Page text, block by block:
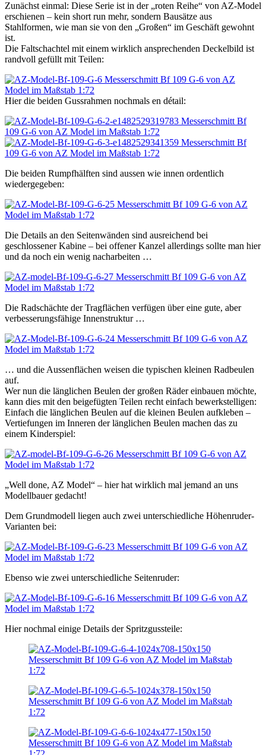
Zunächst einmal: Diese Serie ist in der „roten Reihe“ von AZ-Model
erschienen – kein short run mehr, sondern Bausätze aus
Stahlformen, wie man sie von den „Großen“ im Geschäft gewohnt
ist.
Die Faltschachtel mit einem wirklich ansprechenden Deckelbild ist
randvoll gefüllt mit Teilen:
Hier die beiden Gussrahmen nochmals en détail:
Die beiden Rumpfhälften sind aussen wie innen ordentlich
wiedergegeben:
Die Details an den Seitenwänden sind ausreichend bei
geschlossener Kabine – bei offener Kanzel allerdings sollte man hier
und da noch ein wenig nacharbeiten …
Die Radschächte der Tragflächen verfügen über eine gute, aber
verbesserungsfähige Innenstruktur …
… und die Aussenflächen weisen die typischen kleinen Radbeulen
auf.
Wer nun die länglichen Beulen der großen Räder einbauen möchte,
kann dies mit den beigefügten Teilen recht einfach bewerkstelligen:
Einfach die länglichen Beulen auf die kleinen Beulen aufkleben –
Vertiefungen im Inneren der länglichen Beulen machen das zu
einem Kinderspiel:
„Well done, AZ Model“ – hier hat wirklich mal jemand an uns
Modellbauer gedacht!
Dem Grundmodell liegen auch zwei unterschiedliche Höhenruder-
Varianten bei:
Ebenso wie zwei unterschiedliche Seitenruder:
Hier nochmal einige Details der Spritzgussteile: